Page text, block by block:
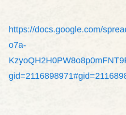
https://docs.google.com/
o7a-